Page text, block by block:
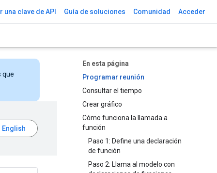
una clave de API Guía de soluciones Comunidad Acceder
En esta página
Programar reunión
Consultar el tiempo
Crear gráfico
Cómo funciona la llamada a
función
Paso 1: Define una declaración
de función
Paso 2: Llama al modelo con
que